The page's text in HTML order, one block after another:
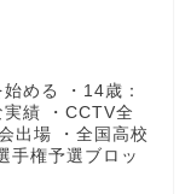
める ・14歳：
績 ・CCTV全
出場 ・全国高校
手権予選ブロッ